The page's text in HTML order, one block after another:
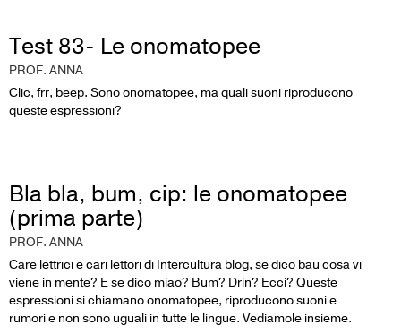
Test 83- Le onomatopee
PROF. ANNA
Clic, frr, beep. Sono onomatopee, ma quali suoni riproducono
queste espressioni?
Bla bla, bum, cip: le onomatopee
(prima parte)
PROF. ANNA
Care lettrici e cari lettori di Intercultura blog, se dico bau cosa vi
viene in mente? E se dico miao? Bum? Drin? Eccì? Queste
espressioni si chiamano onomatopee, riproducono suoni e
rumori e non sono uguali in tutte le lingue. Vediamole insieme.